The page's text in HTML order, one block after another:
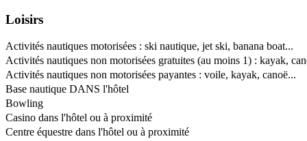
Loisirs
Activités nautiques motorisées : ski nautique, jet ski, banana boat...
Activités nautiques non motorisées gratuites (au moins 1) : kayak,
Activités nautiques non motorisées payantes : voile, kayak, canoë...
Base nautique DANS l'hôtel
Bowling
Casino dans l'hôtel ou à proximité
Centre équestre dans l'hôtel ou à proximité